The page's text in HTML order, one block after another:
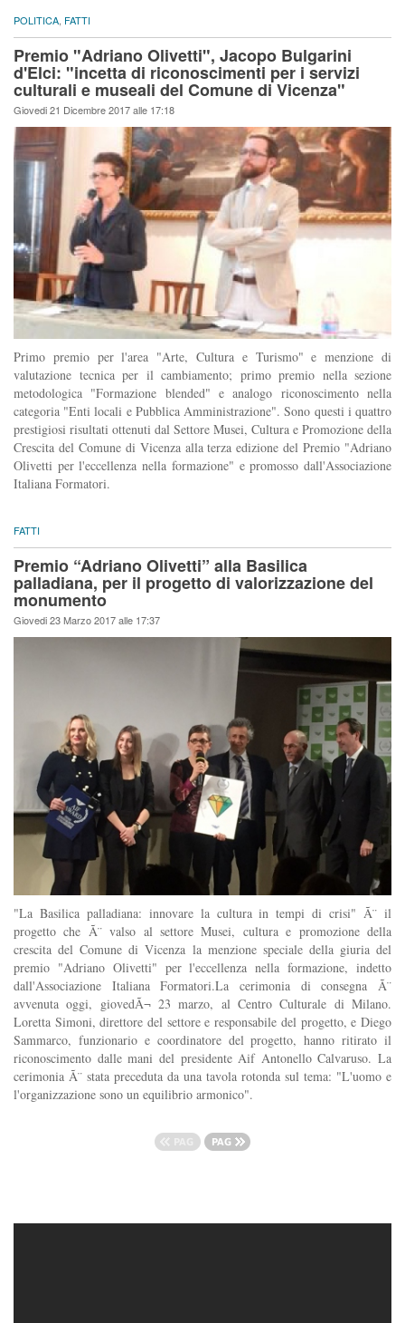
POLITICA, FATTI
Premio "Adriano Olivetti", Jacopo Bulgarini
d'Elci: "incetta di riconoscimenti per i servizi
culturali e museali del Comune di Vicenza"
Giovedi 21 Dicembre 2017 alle 17:18
Primo premio per l'area "Arte, Cultura e Turismo" e menzione di
valutazione tecnica per il cambiamento; primo premio nella sezione
metodologica "Formazione blended" e analogo riconoscimento nella
categoria "Enti locali e Pubblica Amministrazione". Sono questi i quattro
prestigiosi risultati ottenuti dal Settore Musei, Cultura e Promozione della
Crescita del Comune di Vicenza alla terza edizione del Premio "Adriano
Olivetti per l'eccellenza nella formazione" e promosso dall'Associazione
Italiana Formatori.
FATTI
Premio “Adriano Olivetti” alla Basilica
palladiana, per il progetto di valorizzazione del
monumento
Giovedi 23 Marzo 2017 alle 17:37
"La Basilica palladiana: innovare la cultura in tempi di crisi" Ã¨ il
progetto che Ã¨ valso al settore Musei, cultura e promozione della
crescita del Comune di Vicenza la menzione speciale della giuria del
premio "Adriano Olivetti" per l'eccellenza nella formazione, indetto
dall'Associazione Italiana Formatori.La cerimonia di consegna Ã¨
avvenuta oggi, giovedÃ¬ 23 marzo, al Centro Culturale di Milano.
Loretta Simoni, direttore del settore e responsabile del progetto, e Diego
Sammarco, funzionario e coordinatore del progetto, hanno ritirato il
riconoscimento dalle mani del presidente Aif Antonello Calvaruso. La
cerimonia Ã¨ stata preceduta da una tavola rotonda sul tema: "L'uomo e
l'organizzazione sono un equilibrio armonico".